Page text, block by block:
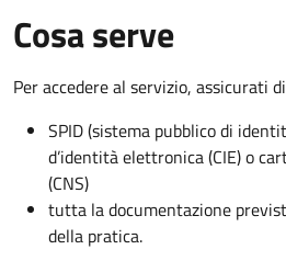
Cosa serve
Per accedere al servizio, assicurati
SPID (sistema pubblico di
d’identità elettronica (CIE) o
(CNS)
tutta la documentazione
della pratica.